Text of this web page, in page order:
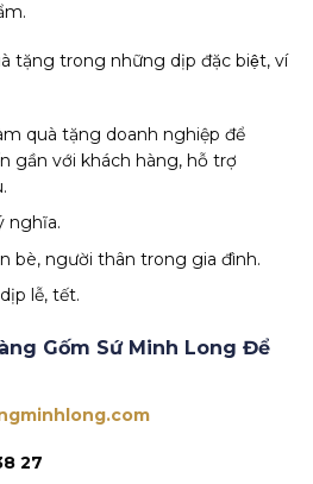
tặng trong những dịp đặc biệt, ví
quà tặng doanh nghiệp để
gần với khách hàng, hỗ trợ
nghĩa.
bè, người thân trong gia đình.
lễ, tết.
Gốm Sứ Minh Long Để
27